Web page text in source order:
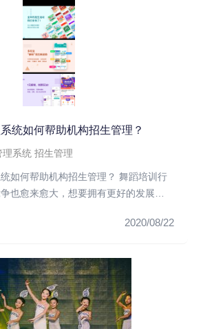
统如何帮助机构招生管理？
理系统 招生管理
如何帮助机构招生管理？ 舞蹈培训行
也愈来愈大，想要拥有更好的发展前
2020/08/22